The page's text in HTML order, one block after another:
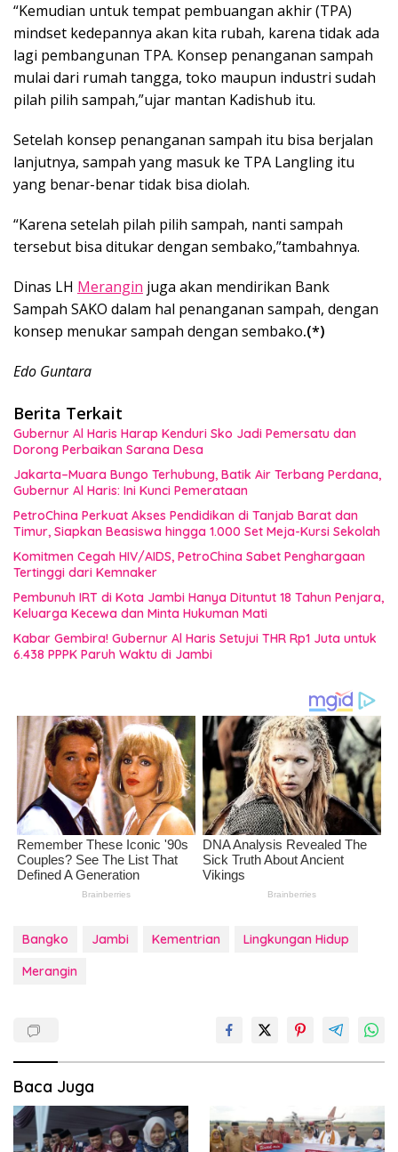
“Kemudian untuk tempat pembuangan akhir (TPA)
mindset kedepannya akan kita rubah, karena tidak ada
lagi pembangunan TPA. Konsep penanganan sampah
mulai dari rumah tangga, toko maupun industri sudah
pilah pilih sampah,”ujar mantan Kadishub itu.
Setelah konsep penanganan sampah itu bisa berjalan
lanjutnya, sampah yang masuk ke TPA Langling itu
yang benar-benar tidak bisa diolah.
“Karena setelah pilah pilih sampah, nanti sampah
tersebut bisa ditukar dengan sembako,”tambahnya.
Dinas LH Merangin juga akan mendirikan Bank
Sampah SAKO dalam hal penanganan sampah, dengan
konsep menukar sampah dengan sembako.(*)
Edo Guntara
Berita Terkait
Gubernur Al Haris Harap Kenduri Sko Jadi Pemersatu dan
Dorong Perbaikan Sarana Desa
Jakarta–Muara Bungo Terhubung, Batik Air Terbang Perdana,
Gubernur Al Haris: Ini Kunci Pemerataan
PetroChina Perkuat Akses Pendidikan di Tanjab Barat dan
Timur, Siapkan Beasiswa hingga 1.000 Set Meja-Kursi Sekolah
Komitmen Cegah HIV/AIDS, PetroChina Sabet Penghargaan
Tertinggi dari Kemnaker
Pembunuh IRT di Kota Jambi Hanya Dituntut 18 Tahun Penjara,
Keluarga Kecewa dan Minta Hukuman Mati
Kabar Gembira! Gubernur Al Haris Setujui THR Rp1 Juta untuk
6.438 PPPK Paruh Waktu di Jambi
Bangko Jambi Kementrian
Lingkungan Hidup
Merangin
Baca Juga